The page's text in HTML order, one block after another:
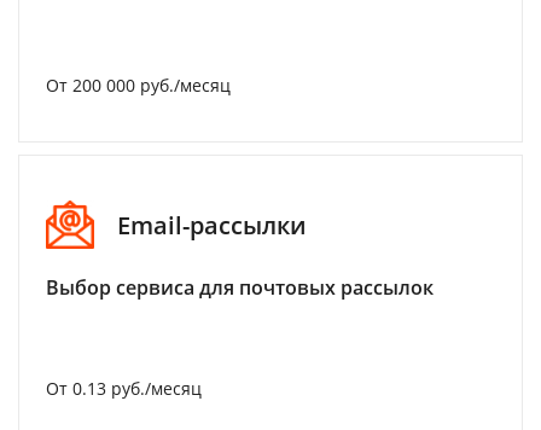
От 200 000 руб./месяц
Email-рассылки
Выбор сервиса для почтовых рассылок
От 0.13 руб./месяц